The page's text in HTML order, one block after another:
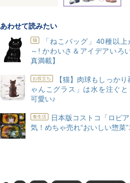
あわせて読みたい
猫
「ねこバッグ」40種以
～! かわいさ＆アイデアいろ
真満載】
お役立ち
【猫】肉球もしっか
ゃんこグラス」は水を注ぐ
可愛い♪
食生活
日本版コストコ「ロピ
気！めちゃ売れ“おいしい惣菜